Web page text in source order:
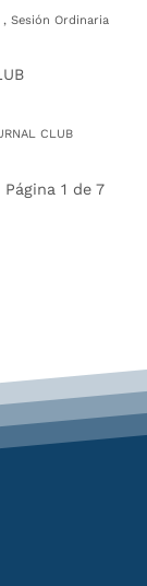
Sesión Ordinaria
CLUB
Página 1 de 7